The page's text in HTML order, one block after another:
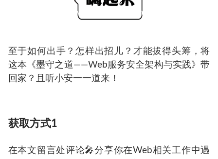
至于如何出手？怎样出招儿？才能拔得头筹，将
这本《墨守之道——Web服务安全架构与实践》带
回家？且听小安一一道来！
获取方式1
在本文留言处评论🎤分享你在Web相关工作中遇